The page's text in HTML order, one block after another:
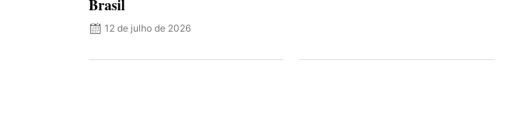
Brasil
12 de julho de 2026